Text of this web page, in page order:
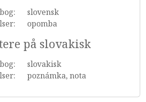
slovensk
opomba
på slovakisk
slovakisk
poznámka, nota